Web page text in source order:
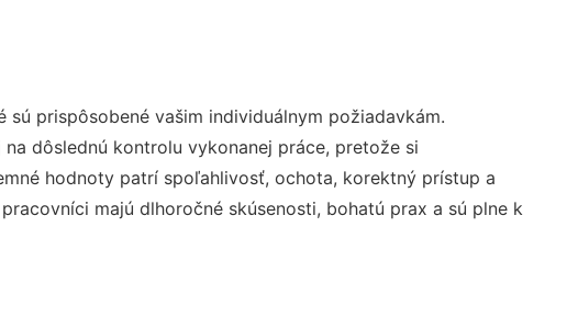
prispôsobené vašim individuálnym požiadavkám.
dôslednú kontrolu vykonanej práce, pretože si
hodnoty patrí spoľahlivosť, ochota, korektný prístup a
majú dlhoročné skúsenosti, bohatú prax a sú plne k